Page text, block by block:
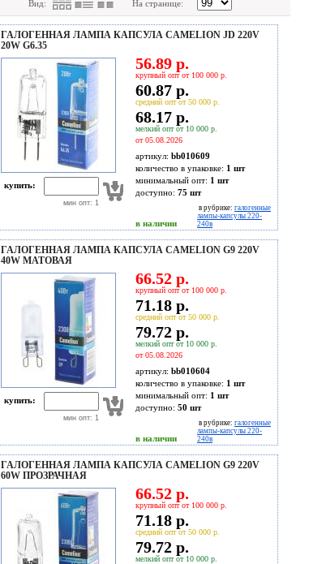
Вид: На странице:
ГАЛОГЕННАЯ ЛАМПА КАПСУЛА CAMELION JD 220V
20W G6.35
купить:
мин опт: 1
56.89 р.
крупный опт от 100 000 р.
60.87 р.
средний опт от 50 000 р.
68.17 р.
мелкий опт от 10 000 р.
от 05.08.2026
артикул: bb010609
количество в упаковке: 1 шт
минимальный опт: 1 шт
доступно: 75 шт
в наличии
в рубрике: галогенные
лампы-капсулы 220-
240в
ГАЛОГЕННАЯ ЛАМПА КАПСУЛА CAMELION G9 220V
40W МАТОВАЯ
купить:
мин опт: 1
66.52 р.
крупный опт от 100 000 р.
71.18 р.
средний опт от 50 000 р.
79.72 р.
мелкий опт от 10 000 р.
от 05.08.2026
артикул: bb010604
количество в упаковке: 1 шт
минимальный опт: 1 шт
доступно: 50 шт
в наличии
в рубрике: галогенные
лампы-капсулы 220-
240в
ГАЛОГЕННАЯ ЛАМПА КАПСУЛА CAMELION G9 220V
60W ПРОЗРАЧНАЯ
66.52 р.
крупный опт от 100 000 р.
71.18 р.
средний опт от 50 000 р.
79.72 р.
мелкий опт от 10 000 р.